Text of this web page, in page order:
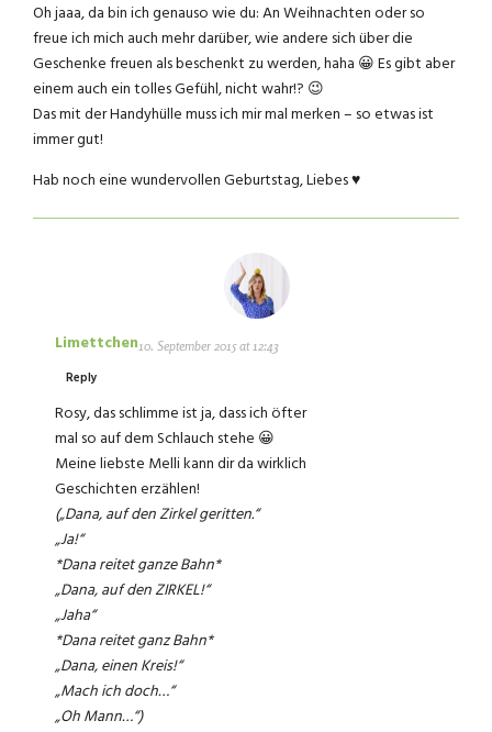
Oh jaaa, da bin ich genauso wie du: An Weihnachten oder so
freue ich mich auch mehr darüber, wie andere sich über die
Geschenke freuen als beschenkt zu werden, haha 😀 Es gibt aber
einem auch ein tolles Gefühl, nicht wahr!? 😉
Das mit der Handyhülle muss ich mir mal merken – so etwas ist
immer gut!
Hab noch eine wundervollen Geburtstag, Liebes ♥
Limettchen10. September 2015 at 12:43
Reply
Rosy, das schlimme ist ja, dass ich öfter
mal so auf dem Schlauch stehe 😀
Meine liebste Melli kann dir da wirklich
Geschichten erzählen!
(„Dana, auf den Zirkel geritten.“
„Ja!“
*Dana reitet ganze Bahn*
„Dana, auf den ZIRKEL!“
„Jaha“
*Dana reitet ganz Bahn*
„Dana, einen Kreis!“
„Mach ich doch…“
„Oh Mann…“)